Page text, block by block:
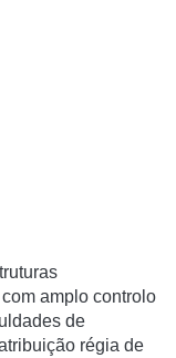
amplo controlo
de
régia de